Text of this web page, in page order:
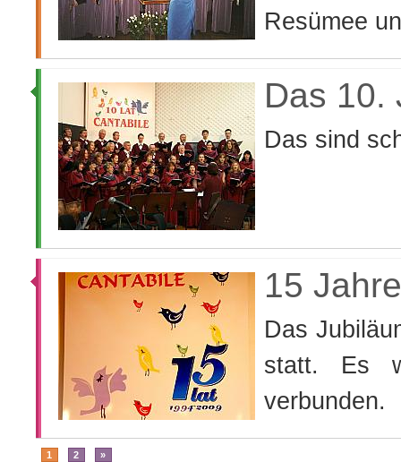
Resümee
Das 10.
Das sind
15
Das Jubiläumskonzert fand im Stadtkunstzentrum
statt. Es
verbunden.
1 2 »